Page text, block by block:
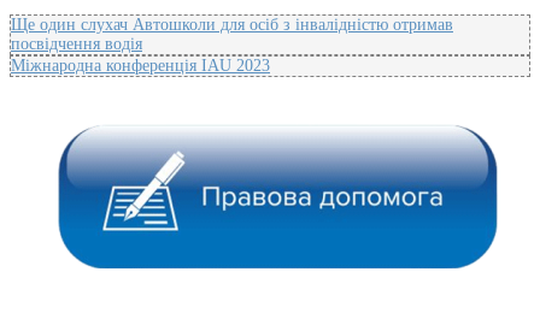
Ще один слухач Автошколи для осіб з інвалідністю отримав
посвідчення водія
Міжнародна конференція IAU 2023